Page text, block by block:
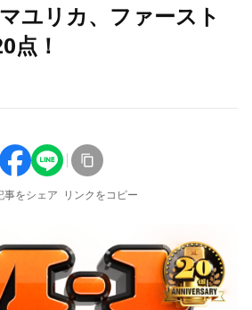
ユリカ、ファースト
点！
事をシェア リンクをコピー